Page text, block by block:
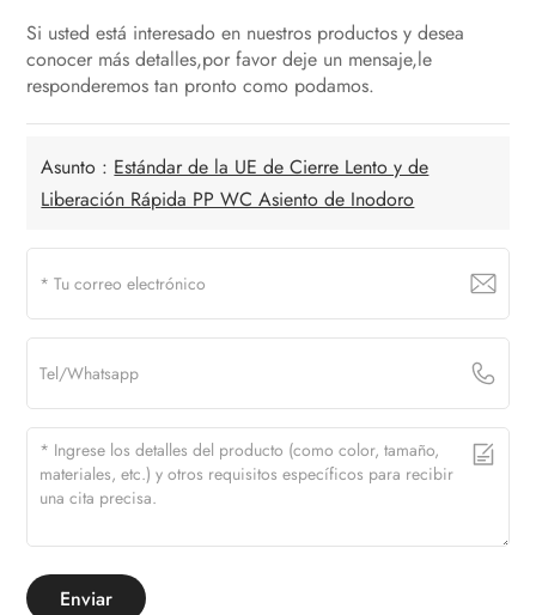
Si usted está interesado en nuestros productos y desea
conocer más detalles,por favor deje un mensaje,le
responderemos tan pronto como podamos.
Asunto : Estándar de la UE de Cierre Lento y de
Liberación Rápida PP WC Asiento de Inodoro
Enviar